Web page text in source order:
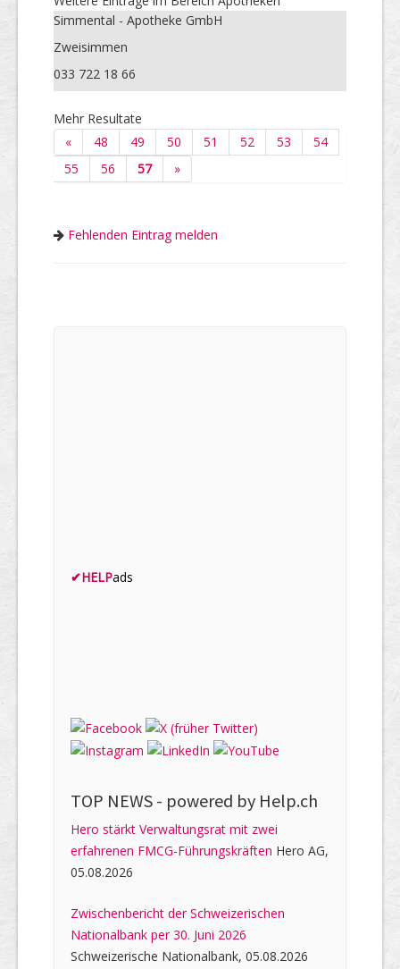
Simmental - Apotheke GmbH
Zweisimmen
033 722 18 66
Mehr Resultate
«
48 49 50 51 52 53
54
55
56 57 »
Fehlenden Eintrag melden
✔HELPads
TOP NEWS - powered by Help.ch
Hero stärkt Verwaltungsrat mit zwei
erfahrenen FMCG-Führungskräften Hero AG,
05.08.2026
Zwischenbericht der Schweizerischen
Nationalbank per 30. Juni 2026
Schweizerische Nationalbank, 05.08.2026